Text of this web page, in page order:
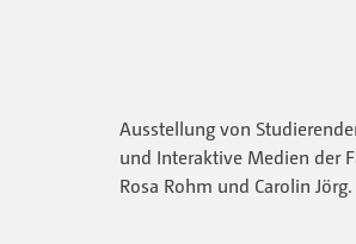
Ausstellung von
und Interaktive Medien der
Rosa Rohm und Carolin Jörg.